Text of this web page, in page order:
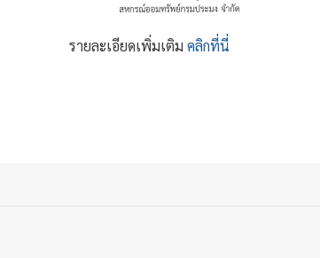
รายละเอียดเพิ่มเติม คลิกที่นี่
มง จำกัด เข้าร่วมประชุมใหญ่สามัญประจำปี 2560
ท. รอบ 11/2560